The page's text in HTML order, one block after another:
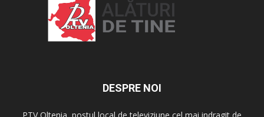
DESPRE NOI
PTV Oltenia, postul local de televiziune cel mai indragit de